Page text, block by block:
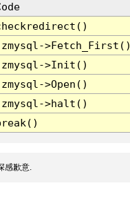
>Init()
>Open()
>halt()
感歉意.